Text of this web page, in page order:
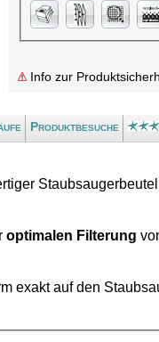
Info zur
Produktbesuche
optimalen Filterung
exakt auf den